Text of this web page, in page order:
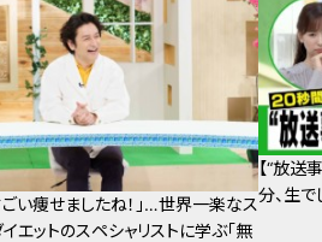
い痩せましたね！」…世界一楽なス
イエットのスペシャリストに学ぶ「無
【“放送
分、生で